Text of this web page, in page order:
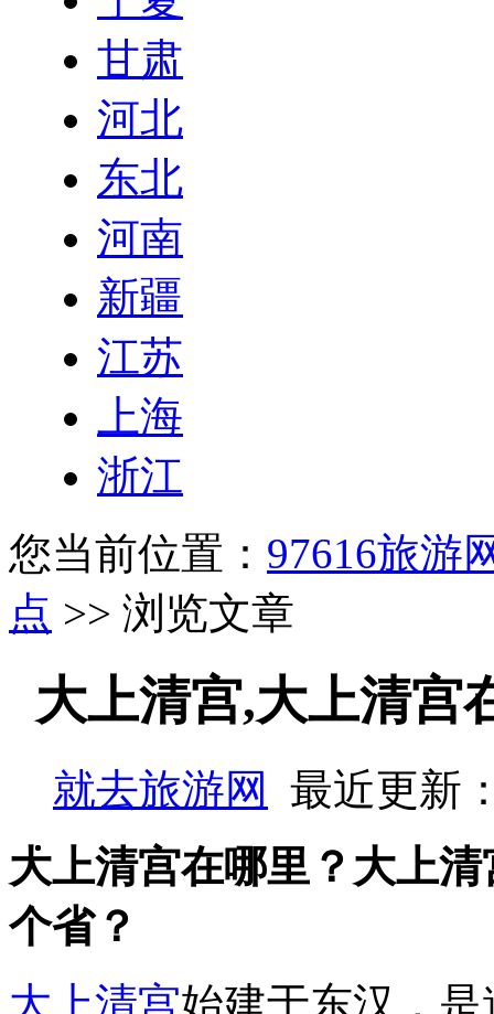
甘肃
河北
东北
河南
新疆
江苏
上海
浙江
您当前位置： 97616旅游
点 >> 浏览文章
大上清宫,大上清宫
就去旅游网
最近更新
大上清宫在哪里？大上
个省？
大上清宫始建于东汉，